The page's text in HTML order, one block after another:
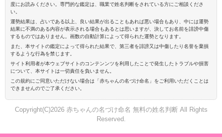
度にお読みください。専門的な鑑定は、職業で姓名判断をされている方にご相談くださ
い。
運勢結果は、占いである以上、良い結果が出ることもあれば悪い場合もあり、中には運勢
結果に不満のある内容が表示される場合もあるとは思いますが、決してお名前を誹謗中傷
するものではありません。画数の自動計算によって得られた運勢となります。
また、本サイトの鑑定によって得られた結果で、第三者を誹謗又は中傷したり名誉を棄損
するような行為を禁じます。
サイト利用者が本ウェブサイトのコンテンンツを利用したことで発生したトラブルや損害
について、本サイトは一切責任を負いません。
この規約にご同意いただけない場合は「赤ちゃんの名づけ命名」をご利用いただくことは
できませんのでご了承ください。
Copyright(C)2026 赤ちゃんの名づけ命名 無料の姓名判断 All Rights
Reserved.